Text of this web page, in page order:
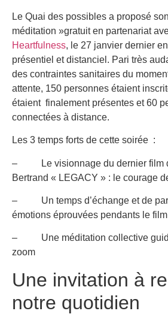
Le Quai des possibles a proposé
méditation »gratuit en partenariat
Heartfulness, le 27 janvier dernier
présentiel et distanciel. Pari très
des contraintes sanitaires du
attente, 150 personnes étaient
étaient finalement présentes et 60
connectées à distance.
Les 3 temps forts de cette soirée :
– Le visionnage du dernier film
Bertrand « LEGACY » : le courage
– Un temps d’échange et de
émotions éprouvées pendants le film
– Une méditation collective
zoom
Une invitation à
notre quotidien